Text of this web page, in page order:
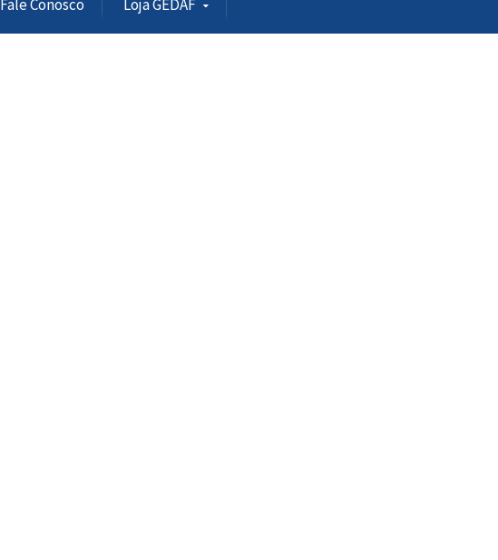
Fale Conosco Loja GEDAF